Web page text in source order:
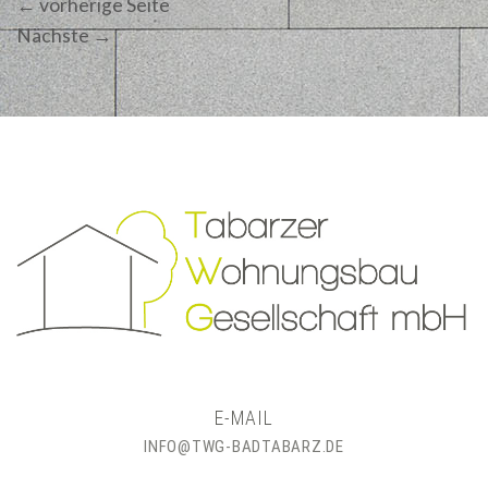
←vorherige Seite
Nächste→
E-MAIL
INFO@TWG-BADTABARZ.DE